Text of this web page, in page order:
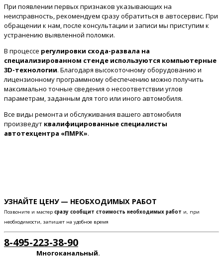
При появлении первых признаков указывающих на
неисправность, рекомендуем сразу обратиться в автосервис. При
обращении к нам, после консультации и записи мы приступим к
устранению выявленной поломки.
В процессе регулировки схода-развала на
специализированном стенде используются компьютерные
3D-технологии. Благодаря высокоточному оборудованию и
лицензионному программному обеспечению можно получить
максимально точные сведения о несоответствии углов
параметрам, заданным для того или иного автомобиля.
Все виды ремонта и обслуживания вашего автомобиля
произведут квалифицированные специалисты
автотехцентра «ПМРК».
УЗНАЙТЕ ЦЕНУ — НЕОБХОДИМЫХ РАБОТ
Позвоните и мастер сразу сообщит стоимость необходимых работ и, при
необходимости, запишет на удобное время
8-495-223-38-90
Многоканальный.